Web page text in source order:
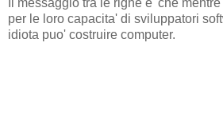
per le loro capacita' di sviluppatori
idiota puo' costruire computer.